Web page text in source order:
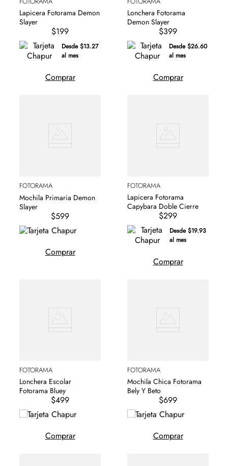
Lapicera Fotorama Demon
Slayer
$199
Desde $13.27
al mes
Comprar
Lonchera Fotorama
Demon Slayer
$399
Desde $26.60
al mes
Comprar
FOTORAMA
Mochila Primaria Demon
Slayer
$599
Comprar
FOTORAMA
Lapicera Fotorama
Capybara Doble Cierre
$299
Desde $19.93
al mes
Comprar
FOTORAMA
Lonchera Escolar
Fotorama Bluey
$499
Comprar
FOTORAMA
Mochila Chica Fotorama
Bely Y Beto
$699
Comprar